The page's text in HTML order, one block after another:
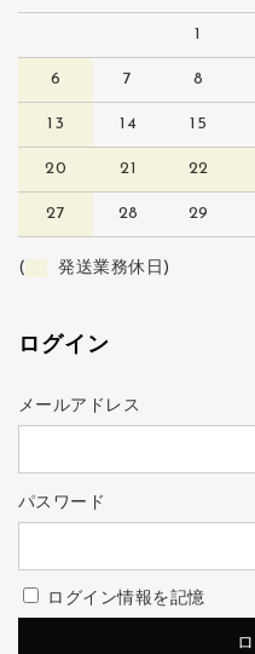
1
6 7 8
13 14 15
20 21 22
27 28 29
( 発送業務休日)
ログイン
メールアドレス
パスワード
ログイン情報を記憶